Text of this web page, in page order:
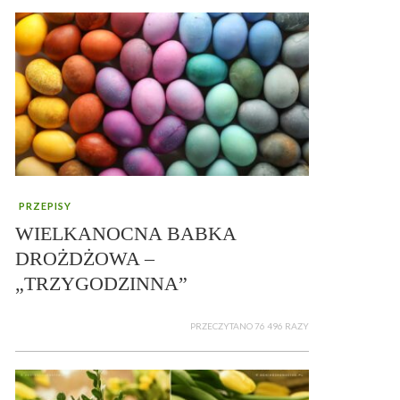
PRZEPISY
WIELKANOCNA BABKA
DROŻDŻOWA –
„TRZYGODZINNA”
PRZECZYTANO 76 496 RAZY